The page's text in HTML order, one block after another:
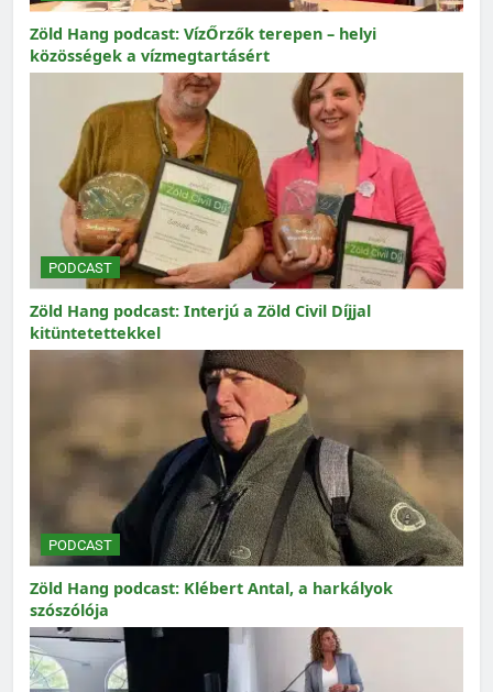
Zöld Hang podcast: VízŐrzők terepen – helyi
közösségek a vízmegtartásért
PODCAST
Zöld Hang podcast: Interjú a Zöld Civil Díjjal
kitüntetettekkel
PODCAST
Zöld Hang podcast: Klébert Antal, a harkályok
szószólója